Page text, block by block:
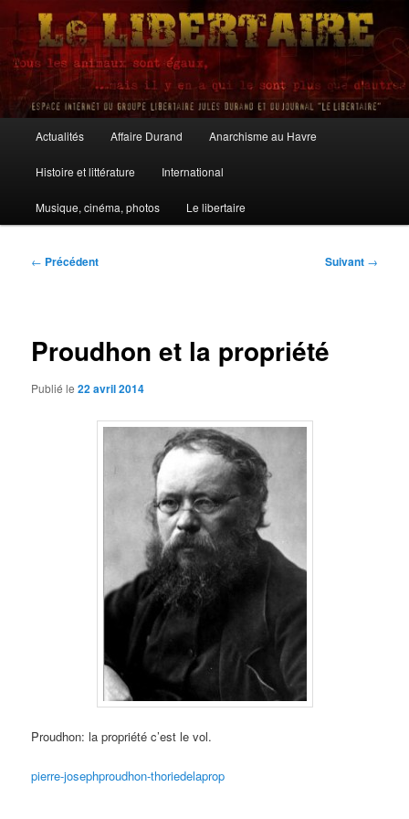
Aller
contenu
principalLe Libertaire
principal
Actualités Affaire Durand Anarchisme au Havre
Histoire et littérature International
Musique, cinéma, photos Le libertaire
Navigation
← Précédent Suivant →
Proudhon et la propriété
Publié le22 avril 2014
Proudhon: la propriété c’est le vol.
pierre-josephproudhon-thoriedelaprop